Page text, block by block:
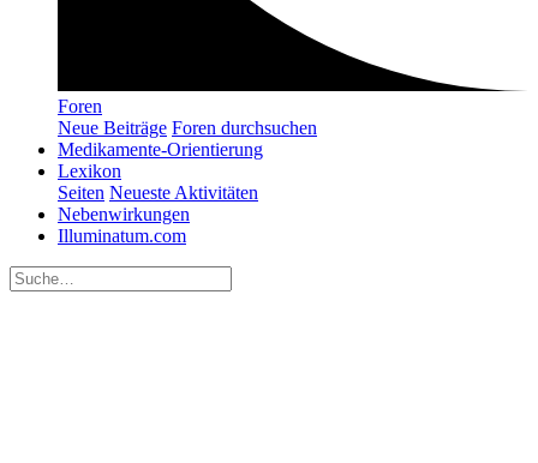
Foren
Neue Beiträge Foren durchsuchen
Medikamente-Orientierung
Lexikon
Seiten Neueste Aktivitäten
Nebenwirkungen
Illuminatum.com